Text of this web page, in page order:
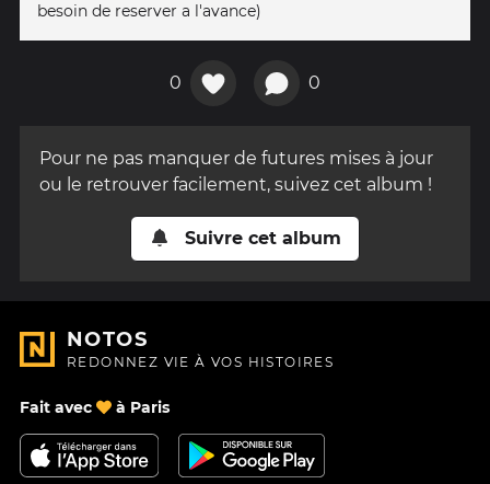
besoin de reserver a l'avance)
0 0
Pour ne pas manquer de futures mises à jour
ou le retrouver facilement, suivez cet album !
Suivre cet album
NOTOS
REDONNEZ VIE À VOS HISTOIRES
Fait avec à Paris